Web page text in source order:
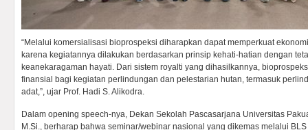
“Melalui komersialisasi bioprospeksi diharapkan dapat memperkuat
karena kegiatannya dilakukan berdasarkan prinsip kehati-hatian dengan
keanekaragaman hayati. Dari sistem royalti yang dihasilkannya,
finansial bagi kegiatan perlindungan dan pelestarian hutan, termasuk
adat,”, ujar Prof. Hadi S. Alikodra.
Dalam opening speech-nya, Dekan Sekolah Pascasarjana Universitas
M.Si., berharap bahwa seminar/webinar nasional yang dikemas melalui